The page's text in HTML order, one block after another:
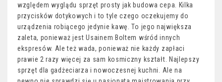
względem wyglądu sprzęt prosty jak budowa cepa. Kilka
przycisków dotykowych i to tyle czego oczekujemy do
urządzenia robiącego jedynie kawę. To jego największa
zaleta, ponieważ jest Usainem Boltem wśród innych
ekspresów. Ale też wada, ponieważ nie każdy zapłaci
prawie 2 razy więcej za sam kosmiczny kształt. Najlepszy
sprzęt dla gadżeciarza i nowoczesnej kuchni. Ale na